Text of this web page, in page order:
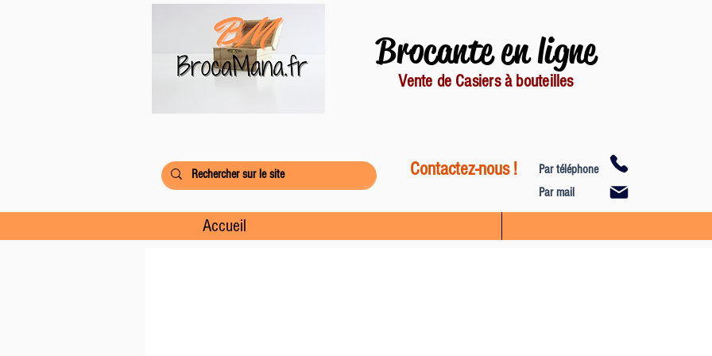
Brocante en ligne
Vente de Casiers à bouteilles
Contactez-nous !
Par téléphone
Par mail
Accueil